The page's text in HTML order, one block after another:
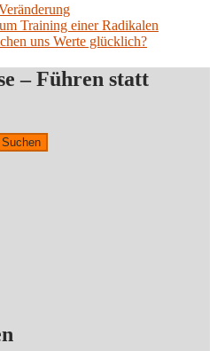
Training einer Radikalen
uns Werte glücklich?
– Führen statt